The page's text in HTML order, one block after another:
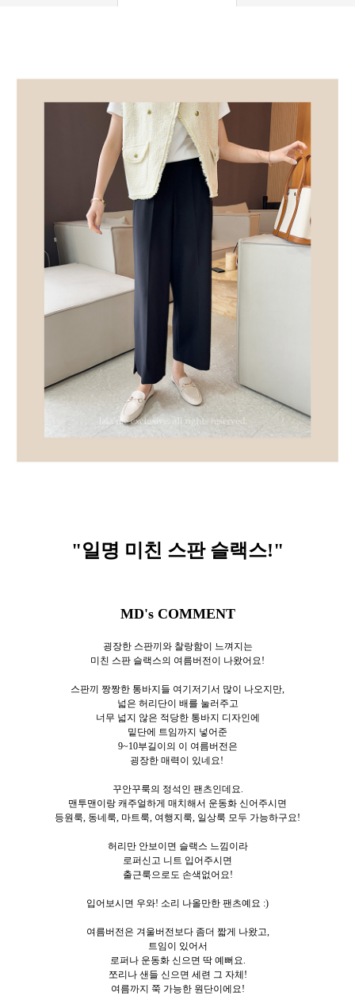
"일명 미친 스판 슬랙스!"
MD's COMMENT
굉장한 스판끼와 찰랑함이 느껴지는
미친 스판 슬랙스의 여름버전이 나왔어요!
스판끼 짱짱한 통바지들 여기저기서 많이 나오지만,
넓은 허리단이 배를 눌러주고
너무 넓지 않은 적당한 통바지 디자인에
밑단에 트임까지 넣어준
9~10부길이의 이 여름버전은
굉장한 매력이 있네요!
꾸안꾸룩의 정석인 팬츠인데요.
맨투맨이랑 캐주얼하게 매치해서 운동화 신어주시면
등원룩, 동네룩, 마트룩, 여행지룩, 일상룩 모두 가능하구요!
허리만 안보이면 슬랙스 느낌이라
로퍼신고 니트 입어주시면
출근룩으로도 손색없어요!
입어보시면 우와! 소리 나올만한 팬츠예요 :)
여름버전은 겨울버전보다 좀더 짧게 나왔고,
트임이 있어서
로퍼나 운동화 신으면 딱 예뻐요.
쪼리나 샌들 신으면 세련 그 자체!
여름까지 쭉 가능한 원단이에요!